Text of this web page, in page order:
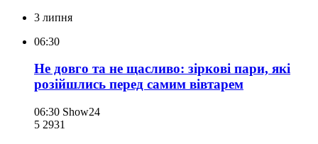
3 липня
06:30
Не довго та не щасливо: зіркові пари, які
розійшлись перед самим вівтарем
06:30 Show24
5 2931